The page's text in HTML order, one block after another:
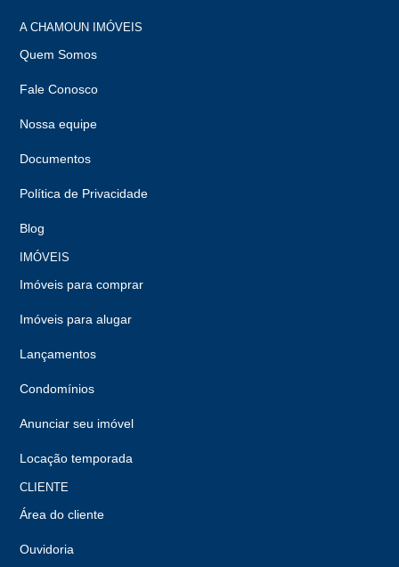
A CHAMOUN IMÓVEIS
Quem Somos
Fale Conosco
Nossa equipe
Documentos
Política de Privacidade
Blog
IMÓVEIS
Imóveis para comprar
Imóveis para alugar
Lançamentos
Condomínios
Anunciar seu imóvel
Locação temporada
CLIENTE
Área do cliente
Ouvidoria